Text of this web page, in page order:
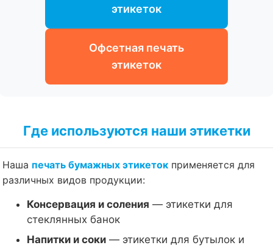
этикеток
Офсетная печать
этикеток
Где используются наши этикетки
Наша печать бумажных этикеток применяется для
различных видов продукции:
Консервация и соления — этикетки для
стеклянных банок
Напитки и соки — этикетки для бутылок и